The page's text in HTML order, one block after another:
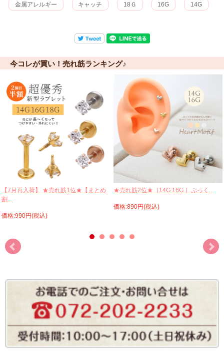
金属アレルギー キャッチ 18Ｇ 16G 14G
今コレが買い！売れ筋ランキング♪
【7月再入荷】 ★売れ筋1位★【まとめ
割...
価格:990円(税込)
★売れ筋2位★［14G 16G ］ぷっく...
価格:890円(税込)